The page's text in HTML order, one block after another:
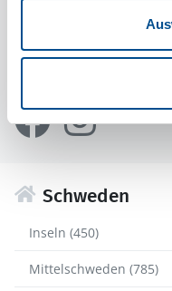
Folgen Sie uns
Schweden
Inseln (450)
Mittelschweden (785)